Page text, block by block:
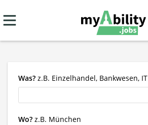
Was? z.B. Einzelhandel, Bankwesen, IT
Wo? z.B. München